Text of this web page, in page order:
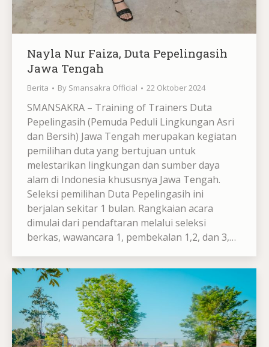
Nayla Nur Faiza, Duta Pepelingasih
Jawa Tengah
Berita By Smansakra Official 22 Oktober 2024
SMANSAKRA – Training of Trainers Duta
Pepelingasih (Pemuda Peduli Lingkungan Asri
dan Bersih) Jawa Tengah merupakan kegiatan
pemilihan duta yang bertujuan untuk
melestarikan lingkungan dan sumber daya
alam di Indonesia khususnya Jawa Tengah.
Seleksi pemilihan Duta Pepelingasih ini
berjalan sekitar 1 bulan. Rangkaian acara
dimulai dari pendaftaran melalui seleksi
berkas, wawancara 1, pembekalan 1,2, dan 3,…